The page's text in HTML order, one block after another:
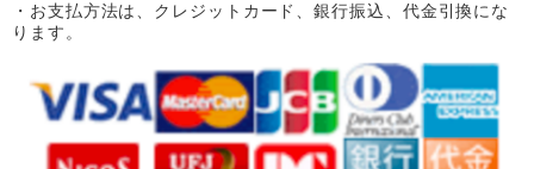
・お支払方法は、クレジットカード、銀行振込、代金引換にな
ります。